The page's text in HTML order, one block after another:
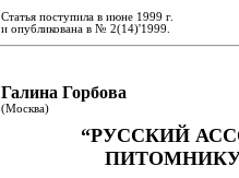
Статья поступила в июне 1999 г.
и опубликована в № 2(14)'1999.
Галина Горбова
(Москва)
“РУССКИЙ
ПИТОМНИКУ